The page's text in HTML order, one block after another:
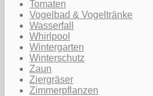
Tomaten
Vogelbad & Vogeltränke
Wasserfall
Whirlpool
Wintergarten
Winterschutz
Zaun
Ziergräser
Zimmerpflanzen